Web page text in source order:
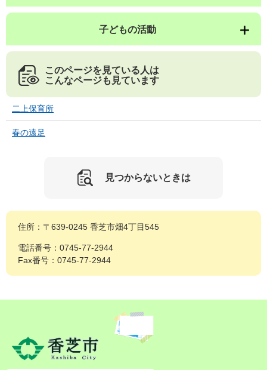
子どもの活動
このページを見ている人は
こんなページも見ています
二上保育所
春の遠足
見つからないときは
住所：〒639-0245 香芝市畑4丁目545
電話番号：0745-77-2944
Fax番号：0745-77-2944